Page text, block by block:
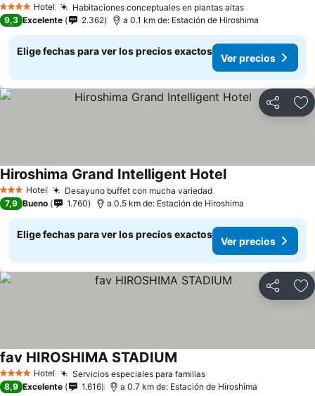
4 EstrellasHotel Habitaciones conceptuales en plantas altasVer precios
9,3 Excelente 2.362 a 0.1 km de: Estación de Hiroshima
Elige fechas para ver los precios exactos
Ver precios
Compartir
3 Estrellas
Hotel Desayuno buffet con mucha variedadVer precios
Hiroshima Grand Intelligent HotelVer precios
7,9 Bueno 1.760 a 0.5 km de: Estación de Hiroshima
Elige fechas para ver los precios exactos
Ver precios
Compartir
4 EstrellasHotel Servicios especiales para familiasVer precios
fav HIROSHIMA STADIUM
8,9 Excelente 1.616 a 0.7 km de: Estación de Hiroshima